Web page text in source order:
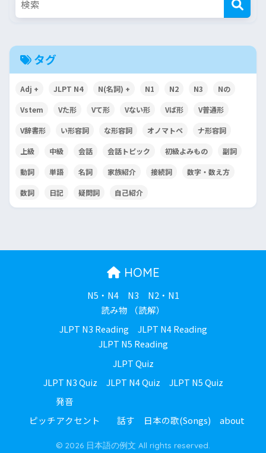
タグ
Adj + JLPT N4 N(名詞) + N1 N2 N3 Nの
Vstem Vた形 Vて形 Vない形 Vば形 V普通形
V辞書形 い形容詞 な形容詞 オノマトペ ナ形容詞
上級 中級 会話 会話トピック 初級よみもの 副詞
動詞 単語 名詞 家族紹介 接続詞 数字・数え方
数詞 日記 疑問詞 自己紹介
HOME
N5・N4 N3
N2・N1
読み物 （読解）
JLPT N3 Reading
JLPT N4 Reading
JLPT N5 Reading
JLPT Quiz
JLPT N3 Quiz
JLPT N4 Quiz
JLPT N5 Quiz
発音
ピッチアクセント
話す 日本の歌(Songs) about
© 2026 日本語の例文 All rights reserved.